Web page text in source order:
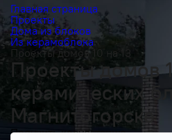
Главная страница
Проекты
Дома из блоков
Из керамоблока
Проекты домов 10 на 13
Проекты домов
керамических
Магнитогорске
Получить косультацию